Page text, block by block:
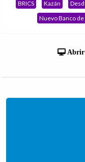
BRICS Kazán
Nuevo Banco
Abrir